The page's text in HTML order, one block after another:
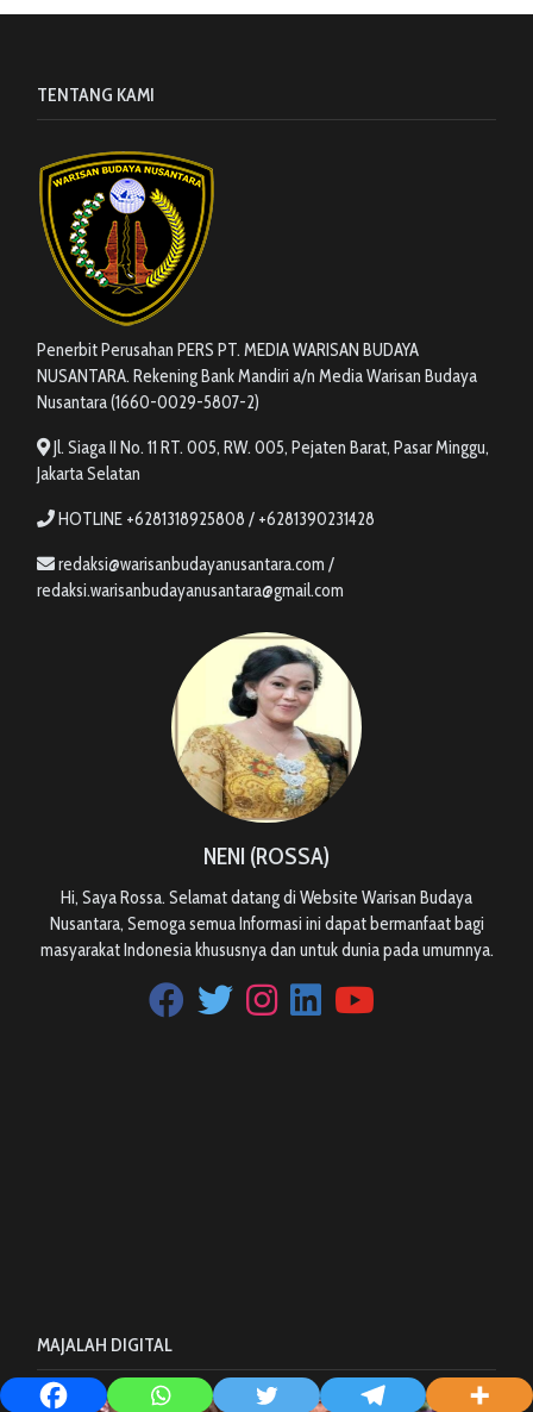
TENTANG KAMI
Penerbit Perusahan PERS PT. MEDIA WARISAN BUDAYA
NUSANTARA. Rekening Bank Mandiri a/n Media Warisan Budaya
Nusantara (1660-0029-5807-2)
Jl. Siaga II No. 11 RT. 005, RW. 005, Pejaten Barat, Pasar Minggu,
Jakarta Selatan
HOTLINE +6281318925808 / +6281390231428
redaksi@warisanbudayanusantara.com /
redaksi.warisanbudayanusantara@gmail.com
NENI (ROSSA)
Hi, Saya Rossa. Selamat datang di Website Warisan Budaya
Nusantara, Semoga semua Informasi ini dapat bermanfaat bagi
masyarakat Indonesia khususnya dan untuk dunia pada umumnya.
MAJALAH DIGITAL